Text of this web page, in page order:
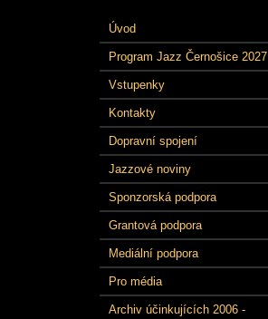
Úvod
Program Jazz Černošice 2027
Vstupenky
Kontakty
Dopravní spojení
Jazzové noviny
Sponzorská podpora
Grantová podpora
Mediální podpora
Pro média
Archiv účinkujících 2006 -